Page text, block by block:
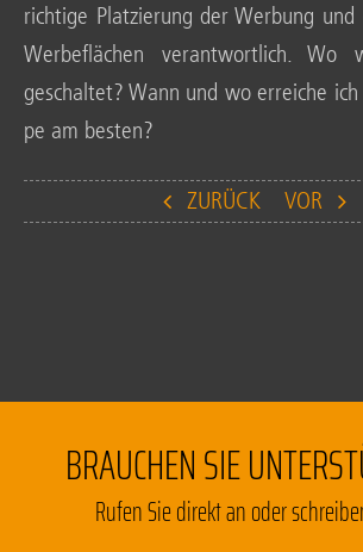
rich­ti­ge Plat­zie­rung der Wer­bung und
Wer­be­flä­chen ver­ant­wort­lich. Wo
geschal­tet? Wann und wo errei­che
pe am besten?
ZURÜCK VOR
BRAUCHEN SIE
Rufen Sie direkt an oder